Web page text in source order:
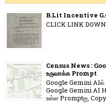
B.Lit Incentive
CLICK LINK
Census News :
உருவாக்க Prompt
Google Gemini AIல்
Google Gemini AI
உள்ள Promptஐ, Copy